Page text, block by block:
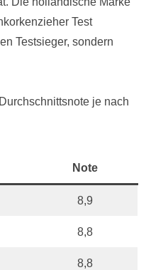
Test
Testsieger, sondern
je nach
Note
8,9
8,8
8,8